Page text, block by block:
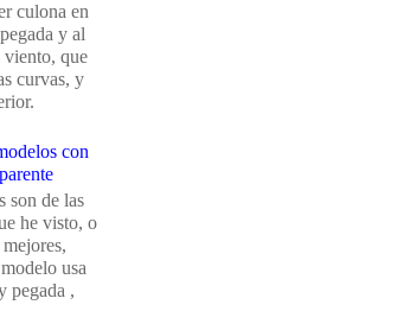
culona en
y al
viento, que
curvas, y
con
son de las
he visto, o
usa
pegada ,